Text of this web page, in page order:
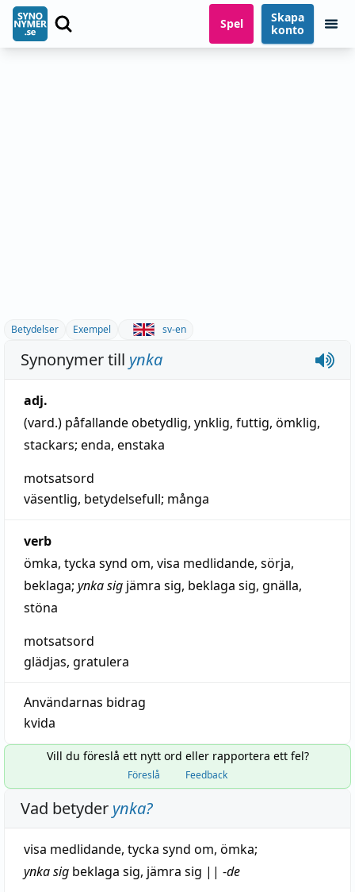
Spel
Skapa
konto
Betydelser Exempel sv-en
Synonymer till ynka
adj.
(vard.) påfallande obetydlig, ynklig, futtig, ömklig,
stackars; enda, enstaka
motsatsord
väsentlig, betydelsefull; många
verb
ömka, tycka synd om, visa medlidande, sörja,
beklaga; ynka sig jämra sig, beklaga sig, gnälla,
stöna
motsatsord
glädjas, gratulera
Användarnas bidrag
kvida
Vill du föreslå ett nytt ord eller rapportera ett fel?
Föreslå Feedback
Vad betyder ynka?
visa medlidande, tycka synd om, ömka;
ynka sig beklaga sig, jämra sig || -de